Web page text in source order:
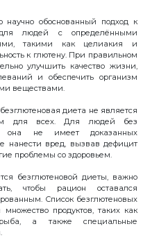
научно обоснованный подход к
людей с определёнными
такими как целиакия и
к глютену. При правильном
улучшить качество жизни,
и обеспечить организм
веществами.
диета не является
для всех. Для людей без
она не имеет доказанных
нанести вред, вызвав дефицит
проблемы со здоровьем.
безглютеновой диеты, важно
чтобы рацион оставался
Список безглютеновых
продуктов, таких как
а также специальные